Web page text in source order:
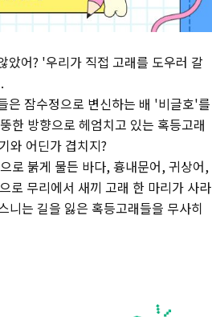
았어? '우리가 직접 고래를 도우러 갈
은 잠수정으로 변신하는 배 '비글호'를
한 방향으로 헤엄치고 있는 혹등고래
와 어딘가 겹치지?
로 붉게 물든 바다, 흉내문어, 귀상어,
로 무리에서 새끼 고래 한 마리가 사라
니는 길을 잃은 혹등고래들을 무사히